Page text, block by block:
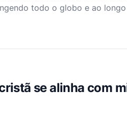
todo o globo e ao
se alinha com